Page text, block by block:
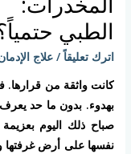
الطبي
اترك تعليقاً /علاج
كانت واثقة من قرارها.
بهدوء. بدون ما حد
صباح ذلك اليوم
نفسها على أرض غرفتها
من
المخدرات:
متى
يكون
الإشراف
الطبي
حتمياً؟